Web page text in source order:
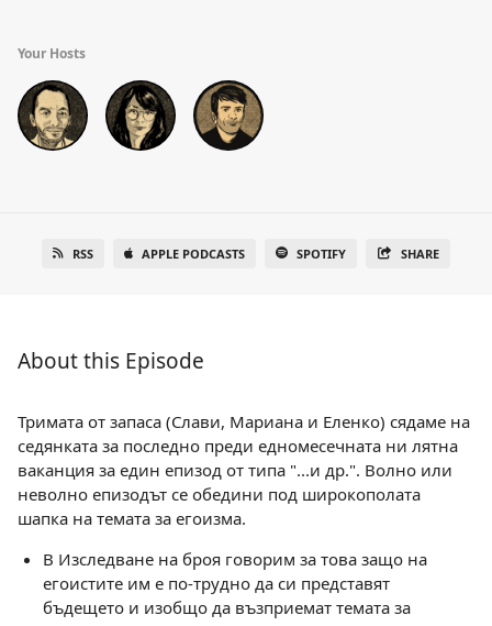
Your Hosts
RSS APPLE PODCASTS SPOTIFY SHARE
About this Episode
Тримата от запаса (Слави, Мариана и Еленко) сядаме на
седянката за последно преди едномесечната ни лятна
ваканция за един епизод от типа "...и др.". Волно или
неволно епизодът се обедини под широкополата
шапка на темата за егоизма.
В Изследване на броя говорим за това защо на
егоистите им е по-трудно да си представят
бъдещето и изобщо да възприемат темата за